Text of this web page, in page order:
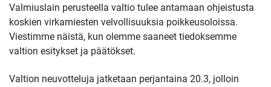
Valmiuslain perusteella valtio tulee antamaan ohjeistusta
koskien virkamiesten velvollisuuksia poikkeusoloissa.
Viestimme näistä, kun olemme saaneet tiedoksemme
valtion esitykset ja päätökset.
Valtion neuvotteluja jatketaan perjantaina 20.3, jolloin